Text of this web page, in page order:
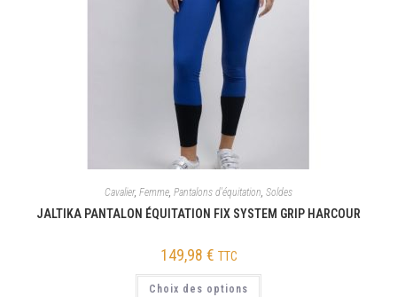
Cavalier, Femme, Pantalons d'équitation, Soldes
JALTIKA PANTALON ÉQUITATION FIX SYSTEM GRIP HARCOUR
149,98 € TTC
Choix des options